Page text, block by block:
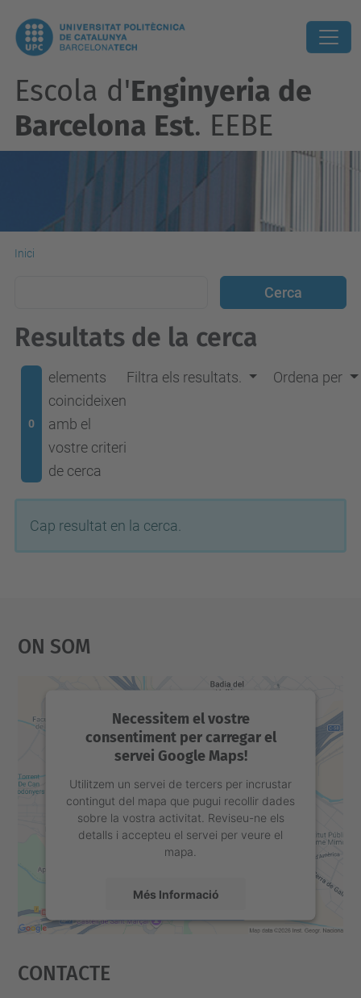
Escola d'Enginyeria de
Barcelona Est. EEBE
Inici
Resultats de la cerca
0
elements
coincideixen
amb el
vostre criteri
de cerca
Filtra els resultats. Ordena per
Cap resultat en la cerca.
On Som
Necessitem el vostre
consentiment per carregar el
servei Google Maps!
Utilitzem un servei de tercers per incrustar
contingut del mapa que pugui recollir dades
sobre la vostra activitat. Reviseu-ne els
detalls i accepteu el servei per veure el
mapa.
Més Informació
powered by
Contacte